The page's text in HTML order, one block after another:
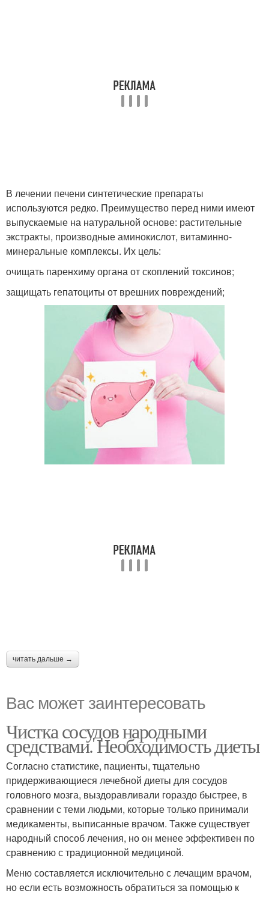
В лечении печени синтетические препараты
используются редко. Преимущество перед ними имеют
выпускаемые на натуральной основе: растительные
экстракты, производные аминокислот, витаминно-
минеральные комплексы. Их цель:
очищать паренхиму органа от скоплений токсинов;
защищать гепатоциты от врешних повреждений;
читать дальше →
Вас может заинтересовать
Чистка сосудов народными
средствами. Необходимость диеты
Согласно статистике, пациенты, тщательно
придерживающиеся лечебной диеты для сосудов
головного мозга, выздоравливали гораздо быстрее, в
сравнении с теми людьми, которые только принимали
медикаменты, выписанные врачом. Также существует
народный способ лечения, но он менее эффективен по
сравнению с традиционной медициной.
Меню составляется исключительно с лечащим врачом,
но если есть возможность обратиться за помощью к